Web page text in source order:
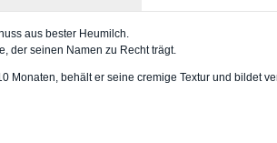
aus bester Heumilch.
der seinen Namen zu Recht trägt.
Monaten, behält er seine cremige Textur und bildet